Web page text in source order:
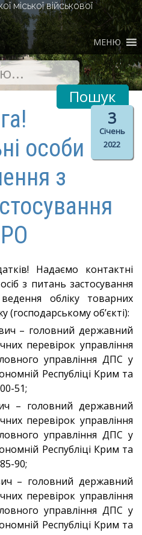
міської військової
МЕНЮ
3
Січень
2022
особи
з
Надаємо контактні
з питань застосування
обліку товарних
(господарському об’єкті):
– головний державний
перевірок управління
управління ДПС у
Республіці Крим та
51;
– головний державний
перевірок управління
управління ДПС у
Республіці Крим та
90;
– головний державний
перевірок управління
управління ДПС у
Республіці Крим та